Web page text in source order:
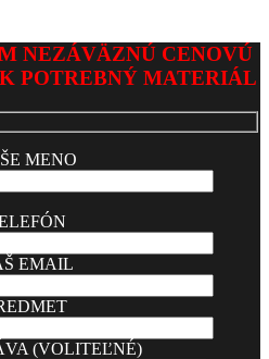
NEZÁVÄZNÚ CENOVÚ
POTREBNÝ MATERIÁL
MENO
EMAIL
(VOLITEĽNÉ)